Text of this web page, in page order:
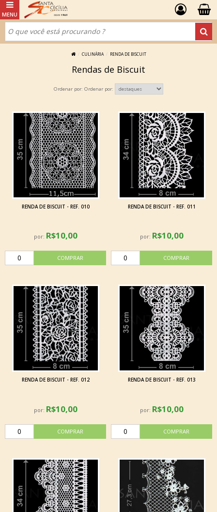
CULINÁRIA RENDA DE BISCUIT
Rendas de Biscuit
Ordenar por:
RENDA DE BISCUIT - REF. 010
por: R$10,00
RENDA DE BISCUIT - REF. 011
por: R$10,00
RENDA DE BISCUIT - REF. 012
por: R$10,00
RENDA DE BISCUIT - REF. 013
por: R$10,00